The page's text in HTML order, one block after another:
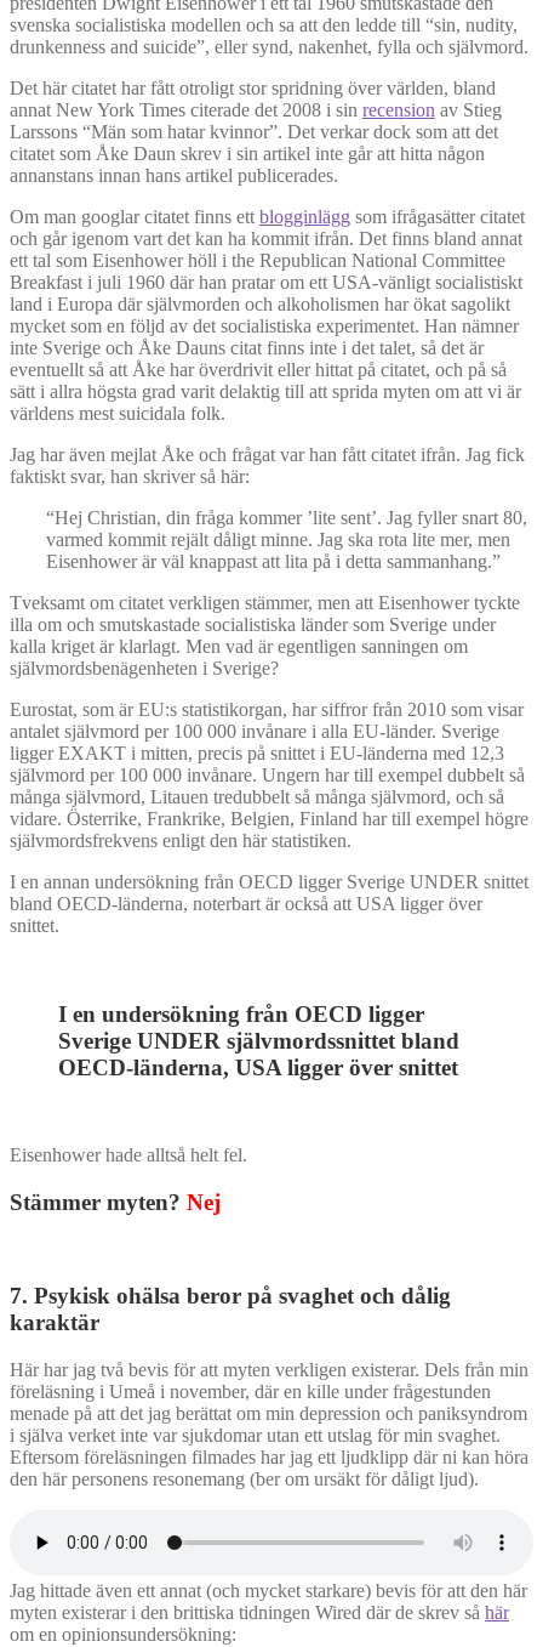
svenska socialistiska modellen och sa att den ledde till “sin, nudity,
drunkenness and suicide”, eller synd, nakenhet, fylla och självmord.
Det här citatet har fått otroligt stor spridning över världen, bland
annat New York Times citerade det 2008 i sin recension av Stieg
Larssons “Män som hatar kvinnor”. Det verkar dock som att det
citatet som Åke Daun skrev i sin artikel inte går att hitta någon
annanstans innan hans artikel publicerades.
Om man googlar citatet finns ett blogginlägg som ifrågasätter citatet
och går igenom vart det kan ha kommit ifrån. Det finns bland annat
ett tal som Eisenhower höll i the Republican National Committee
Breakfast i juli 1960 där han pratar om ett USA-vänligt socialistiskt
land i Europa där självmorden och alkoholismen har ökat sagolikt
mycket som en följd av det socialistiska experimentet. Han nämner
inte Sverige och Åke Dauns citat finns inte i det talet, så det är
eventuellt så att Åke har överdrivit eller hittat på citatet, och på så
sätt i allra högsta grad varit delaktig till att sprida myten om att vi är
världens mest suicidala folk.
Jag har även mejlat Åke och frågat var han fått citatet ifrån. Jag fick
faktiskt svar, han skriver så här:
“Hej Christian, din fråga kommer ’lite sent’. Jag fyller snart 80,
varmed kommit rejält dåligt minne. Jag ska rota lite mer, men
Eisenhower är väl knappast att lita på i detta sammanhang.”
Tveksamt om citatet verkligen stämmer, men att Eisenhower tyckte
illa om och smutskastade socialistiska länder som Sverige under
kalla kriget är klarlagt. Men vad är egentligen sanningen om
självmordsbenägenheten i Sverige?
Eurostat, som är EU:s statistikorgan, har siffror från 2010 som visar
antalet självmord per 100 000 invånare i alla EU-länder. Sverige
ligger EXAKT i mitten, precis på snittet i EU-länderna med 12,3
självmord per 100 000 invånare. Ungern har till exempel dubbelt så
många självmord, Litauen tredubbelt så många självmord, och så
vidare. Österrike, Frankrike, Belgien, Finland har till exempel högre
självmordsfrekvens enligt den här statistiken.
I en annan undersökning från OECD ligger Sverige UNDER snittet
bland OECD-länderna, noterbart är också att USA ligger över
snittet.
I en undersökning från OECD ligger
Sverige UNDER självmordssnittet bland
OECD-länderna, USA ligger över snittet
Eisenhower hade alltså helt fel.
Stämmer myten? Nej
7. Psykisk ohälsa beror på svaghet och dålig
karaktär
Här har jag två bevis för att myten verkligen existerar. Dels från min
föreläsning i Umeå i november, där en kille under frågestunden
menade på att det jag berättat om min depression och paniksyndrom
i själva verket inte var sjukdomar utan ett utslag för min svaghet.
Eftersom föreläsningen filmades har jag ett ljudklipp där ni kan höra
den här personens resonemang (ber om ursäkt för dåligt ljud).
Jag hittade även ett annat (och mycket starkare) bevis för att den här
myten existerar i den brittiska tidningen Wired där de skrev så här
om en opinionsundersökning: